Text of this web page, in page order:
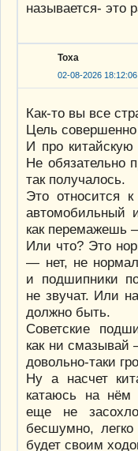
называется- это
Тоха
02-08-2026 18:12:06
Как-то вы все
Цель совершенно
И про
Не обязательно
так получалось.
Это относится
автомобильный
как перемажешь
Или что? Это
— нет, не
и подшипники
не звучат. Или
должно быть.
Советские
как ни смазывай
довольно-таки
Ну а насчет
катаюсь на нём
еще не
бесшумно,
будет своим